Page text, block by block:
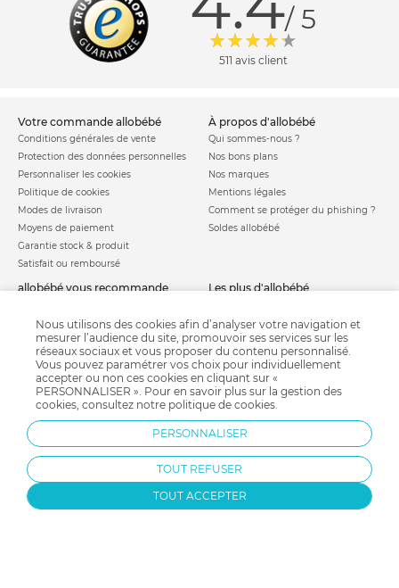
/ 5
511 avis client
votre commande allobébé
Conditions générales de vente
Protection des données personnelles
Personnaliser les cookies
Politique de cookies
Modes de livraison
Moyens de paiement
Garantie stock & produit
Satisfait ou remboursé
à propos d'allobébé
Qui sommes-nous ?
Nos bons plans
Nos marques
Mentions légales
Comment se protéger du phishing ?
Soldes allobébé
allobébé vous recommande
Nos labels
Nos licences
Besoin d'aide ?
FAQ
les plus d'allobébé
Infos conseils
Jeux concours
Valise de maternité
Parrainage
Paiement sécurisé
Charte qualité
Nous utilisons des cookies afin d’analyser votre navigation et
mesurer l’audience du site, promouvoir ses services sur les
réseaux sociaux et vous proposer du contenu personnalisé.
Vous pouvez paramétrer vos choix pour individuellement
accepter ou non ces cookies en cliquant sur «
PERSONNALISER ». Pour en savoir plus sur la gestion des
cookies, consultez notre politique de cookies.
PERSONNALISER
TOUT REFUSER
TOUT ACCEPTER